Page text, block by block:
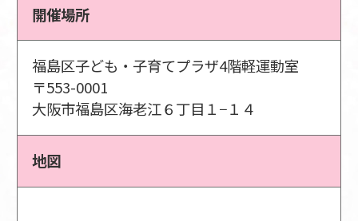
開催場所
福島区子ども・子育てプラザ4階軽運動室
〒553-0001
大阪市福島区海老江６丁目１−１４
地図